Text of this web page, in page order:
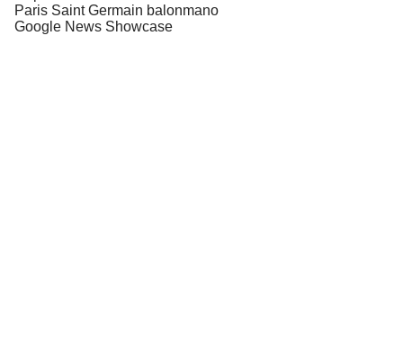
Paris Saint Germain balonmano
Google News Showcase